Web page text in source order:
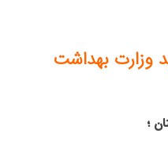
وزارت بهداشت
؛